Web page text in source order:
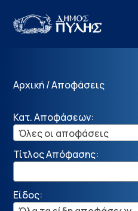
Αρχική/Αποφάσεις
Κατ. Αποφάσεων:
Όλες οι αποφάσεις
Τίτλος Απόφασης:
Είδος: